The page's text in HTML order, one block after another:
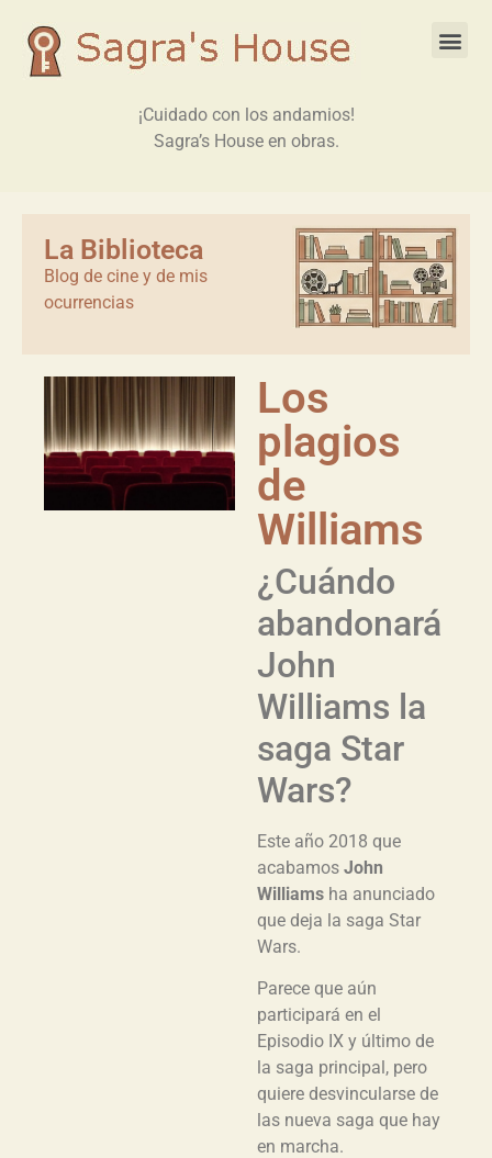
¡Cuidado con los andamios!
Sagra’s House en obras.
La Biblioteca
Blog de cine y de mis
ocurrencias
Los
plagios
de
Williams
¿Cuándo
abandonará
John
Williams la
saga Star
Wars?
Este año 2018 que
acabamos John
Williams ha anunciado
que deja la saga Star
Wars.
Parece que aún
participará en el
Episodio IX y último de
la saga principal, pero
quiere desvincularse de
las nueva saga que hay
en marcha.